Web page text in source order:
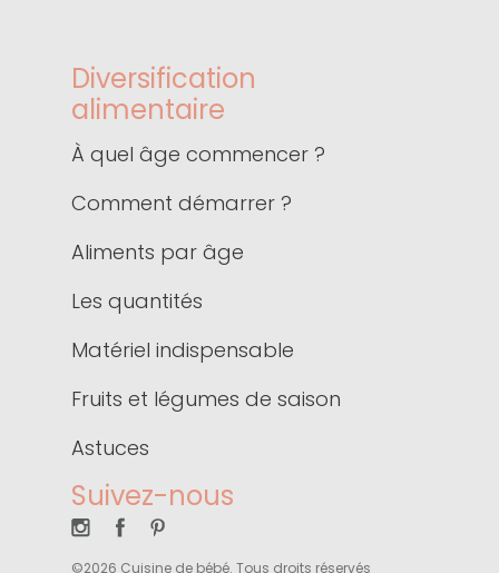
Diversification
alimentaire
À quel âge commencer ?
Comment démarrer ?
Aliments par âge
Les quantités
Matériel indispensable
Fruits et légumes de saison
Astuces
Suivez-nous
©2026 Cuisine de bébé. Tous droits réservés